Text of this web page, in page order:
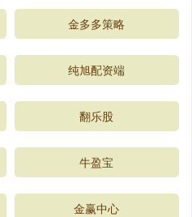
金多多策略
纯旭配资端
翻乐股
牛盈宝
金赢中心